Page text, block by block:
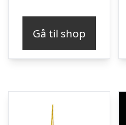
Gå til shop